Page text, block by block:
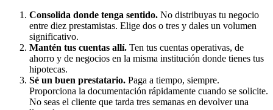
Consolida donde tenga sentido. No distribuyas tu negocio
entre diez prestamistas. Elige dos o tres y dales un volumen
significativo.
Mantén tus cuentas allí. Ten tus cuentas operativas, de
ahorro y de negocios en la misma institución donde tienes tus
hipotecas.
Sé un buen prestatario. Paga a tiempo, siempre.
Proporciona la documentación rápidamente cuando se solicite.
No seas el cliente que tarda tres semanas en devolver una